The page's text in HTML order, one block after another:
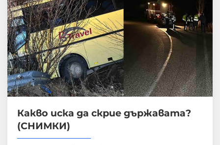
Какво иска да скрие държавата?
(СНИМКИ)